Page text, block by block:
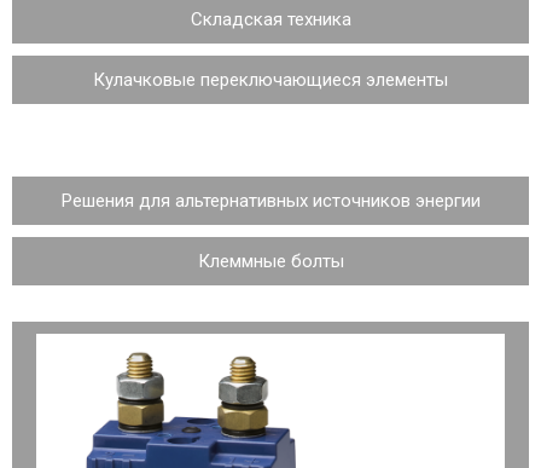
Складская техника
Кулачковые переключающиеся элементы
Решения для альтернативных источников энергии
Клеммные болты